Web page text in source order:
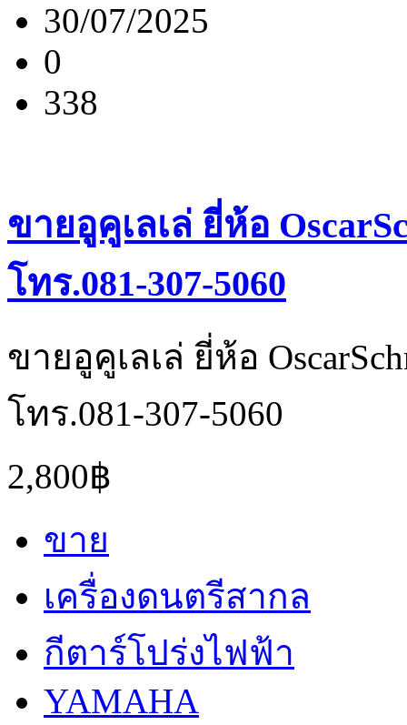
30/07/2025
0
338
ขายอูคูเลเล่ ยี่ห้อ
โทร.081-307-5060
ขายอูคูเลเล่ ยี่ห้อ
โทร.081-307-5060
2,800฿
ขาย
เครื่องดนตรีสากล
กีตาร์โปร่งไฟฟ้า
YAMAHA